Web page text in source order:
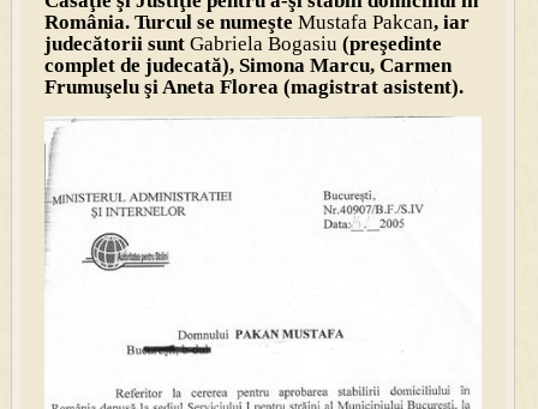
România. Turcul se numeşte Mustafa Pakcan, iar
judecătorii sunt Gabriela Bogasiu (preşedinte
complet de judecată), Simona Marcu, Carmen
Frumuşelu şi Aneta Florea (magistrat asistent).